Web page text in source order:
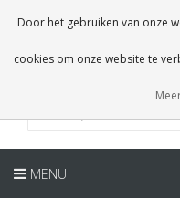
NL
MENU
Door het gebruiken van onze
cookies om onze website te